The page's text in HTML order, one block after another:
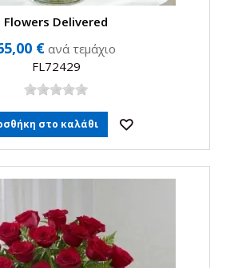
Flowers Delivered
€ ανά τεμάχιο
FL72429
στο καλάθι